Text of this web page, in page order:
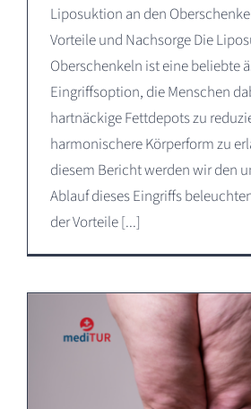
Liposuktion an den
Vorteile und Nachsorge Die
Oberschenkeln ist eine beliebte
Eingriffsoption, die Menschen
hartnäckige Fettdepots zu
harmonischere Körperform zu
diesem Bericht werden wir den
Ablauf dieses Eingriffs
der Vorteile [...]